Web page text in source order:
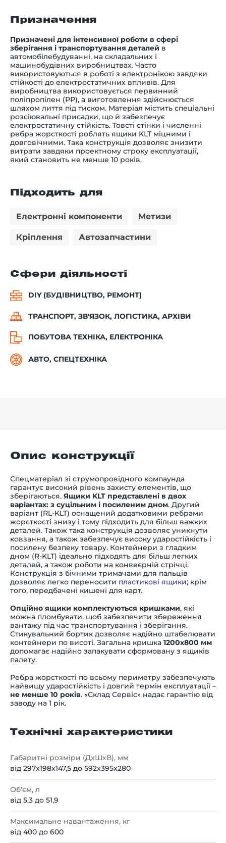
Призначення
Призначені для інтенсивної роботи в сфері
зберігання і транспортування деталей в
автомобілебудуванні, на складальних і
машинобудівних виробництвах. Часто
використовуються в роботі з електронікою завдяки
стійкості до електростатичних впливів. Для
виробництва використовується первинний
поліпропілен (РР), а виготовлення здійснюється
шляхом лиття під тиском. Матеріал містить спеціальні
розсіювальні присадки, що й забезпечує
електростатичну стійкість. Товсті стінки і численні
ребра жорсткості роблять ящики KLT міцними і
довговічними. Така конструкція дозволяє знизити
витрати завдяки проектному строку експлуатації,
який становить не менше 10 років.
Підходить для
Електронні компоненти Метизи
Кріплення Автозапчастини
Сфери діяльності
DIY (БУДІВНИЦТВО, РЕМОНТ)
ТРАНСПОРТ, ЗВ'ЯЗОК, ЛОГІСТИКА, АРХІВИ
ПОБУТОВА ТЕХНІКА, ЕЛЕКТРОНІКА
АВТО, СПЕЦТЕХНІКА
Опис конструкції
Спецматеріал зі струмопровідного компаунда
гарантує високий рівень захисту елементів, що
зберігаються. Ящики KLT представлені в двох
варіантах: з суцільним і посиленим дном. Другий
варіант (RL-KLT) оснащений додатковими ребрами
жорсткості знизу і тому підходить для більш важких
деталей. Також така конструкція дозволяє уникнути
ковзання, а також забезпечує високу ударостійкість і
посилену безпеку товару. Контейнери з гладким
дном (R-KLT) ідеально підходять для більш легких
деталей, а також роботи на конвеєрній стрічці.
Конструкція з бічними тримачами для пальців
дозволяє легко переносити пластикові ящики; крім
того, передбачені кишені для карт.
Опційно ящики комплектуються кришками, які
можна пломбувати, щоб забезпечити збереження
вантажу під час транспортування і зберігання.
Стикувальний бортик дозволяє надійно штабелювати
контейнери по висоті. Загальна кришка 1200х800 мм
допомагає надійно запакувати сформовану з ящиків
палету.
Ребра жорсткості по всьому периметру забезпечують
найвищу ударостійкість і довгий термін експлуатації –
не менше 10 років. «Склад Сервіс» надає гарантію від
заводу на 1 рік.
Технічні характеристики
Габаритні розміри (ДхШхВ), мм
від 297x198x147,5 до 592x395x280
Об'єм, л
від 5,3 до 51,9
Максимальне навантаження, кг
від 400 до 600